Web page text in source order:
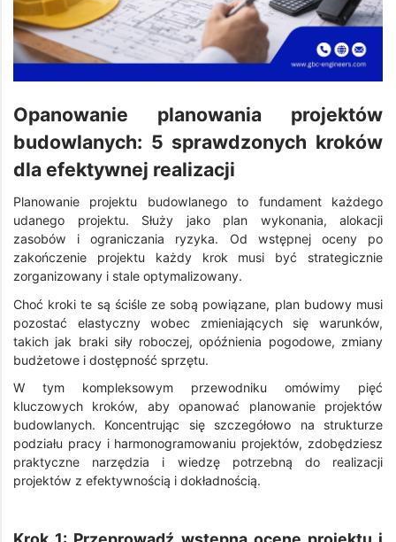
Opanowanie planowania projektów
budowlanych: 5 sprawdzonych kroków
dla efektywnej realizacji
Planowanie projektu budowlanego to fundament każdego
udanego projektu. Służy jako plan wykonania, alokacji
zasobów i ograniczania ryzyka. Od wstępnej oceny po
zakończenie projektu każdy krok musi być strategicznie
zorganizowany i stale optymalizowany.
Choć kroki te są ściśle ze sobą powiązane, plan budowy musi
pozostać elastyczny wobec zmieniających się warunków,
takich jak braki siły roboczej, opóźnienia pogodowe, zmiany
budżetowe i dostępność sprzętu.
W tym kompleksowym przewodniku omówimy pięć
kluczowych kroków, aby opanować planowanie projektów
budowlanych. Koncentrując się szczegółowo na strukturze
podziału pracy i harmonogramowaniu projektów, zdobędziesz
praktyczne narzędzia i wiedzę potrzebną do realizacji
projektów z efektywnością i dokładnością.